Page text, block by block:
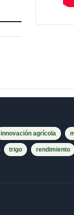
innovación agrícola
trigo rendimiento